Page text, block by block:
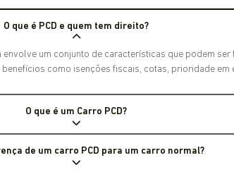
O que é PCD e quem tem direito?
envolve um conjunto de características que podem
como isenções fiscais, cotas, prioridade
O que é um Carro PCD?
de um carro PCD para um carro normal?